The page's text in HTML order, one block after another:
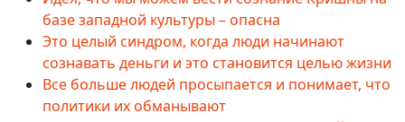
базе западной культуры – опасна
Это целый синдром, когда люди начинают
сознавать деньги и это становится целью жизни
Все больше людей просыпается и понимает, что
политики их обманывают